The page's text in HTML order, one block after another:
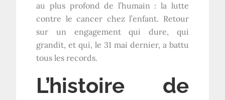
au plus profond de l’humain : la lutte
contre le cancer chez l’enfant. Retour
sur un engagement qui dure, qui
grandit, et qui, le 31 mai dernier, a battu
tous les records.
L’histoire de